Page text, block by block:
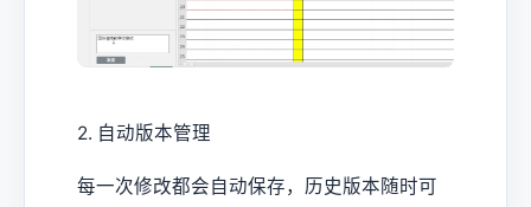
2. 自动版本管理
每一次修改都会自动保存，历史版本随时可